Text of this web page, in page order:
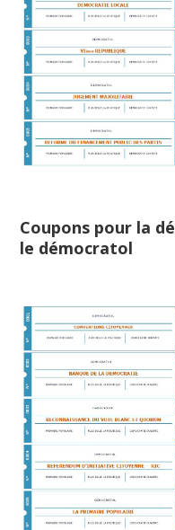
Coupons pour la
le démocratol